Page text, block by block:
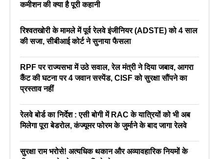
कमीशन की क्या है पूरी कहानी
रिश्वतखोरी के मामले में पूर्व रेलवे इंजीनियर (ADSTE) को 4 साल
की सजा, सीबीआई कोर्ट ने सुनाया फैसला
RPF पर राज्यसभा में उठे सवाल, रेल मंत्री ने दिया जबाव, आगरा
कैंट की घटना पर 4 जवान सस्पेंड, CISF को सुरक्षा सौंपने का
प्रस्ताव नहीं
रेलवे बोर्ड का निर्देश : एसी बोगी में RAC के यात्रियों को भी अब
मिलेगा पूरा बेडरोल, कंज्यूमर फोरम के जुर्माने के बाद जागा रेलवे
सुरक्षा राम भरोसे! अत्यधिक थकान और अव्यावहारिक नियमों के